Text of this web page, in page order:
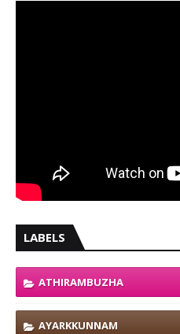
LABELS
ATHIRAMBUZHA
AYARKKUNNAM